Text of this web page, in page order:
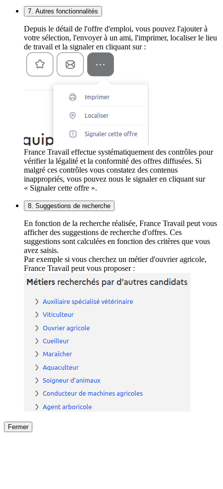
7. Autres fonctionnalités
Depuis le détail de l'offre d'emploi, vous pouvez l'ajouter à
votre sélection, l'envoyer à un ami, l'imprimer, localiser le lieu
de travail et la signaler en cliquant sur :
France Travail effectue systématiquement des contrôles pour
vérifier la légalité et la conformité des offres diffusées. Si
malgré ces contrôles vous constatez des contenus
inappropriés, vous pouvez nous le signaler en cliquant sur
« Signaler cette offre ».
8. Suggestions de recherche
En fonction de la recherche réalisée, France Travail peut vous
afficher des suggestions de recherche d'offres. Ces
suggestions sont calculées en fonction des critères que vous
avez saisis.
Par exemple si vous cherchez un métier d'ouvrier agricole,
France Travail peut vous proposer :
Fermer